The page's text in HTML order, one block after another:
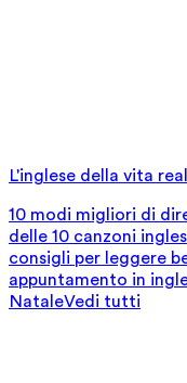
L'inglese della vita
10 modi migliori di
delle 10 canzoni
consigli per leggere
appuntamento in
NataleVedi tutti